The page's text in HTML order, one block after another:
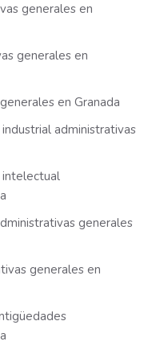
generales en
generales en
en Granada
administrativas
intelectual
generales
generales en